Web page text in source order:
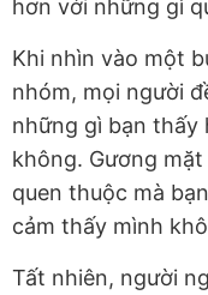
hơn với những gì
Khi nhìn vào một
nhóm, mọi người
những gì bạn thấy
không. Gương
quen thuộc mà
cảm thấy mình
Tất nhiên, người